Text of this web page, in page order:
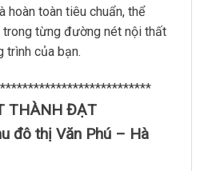
hoàn toàn tiêu chuẩn, thể
trong từng đường nét nội thất
trình của bạn.
THÀNH ĐẠT
đô thị Văn Phú – Hà